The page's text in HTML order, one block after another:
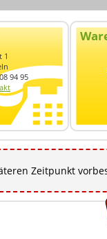
1
94 95
Zeitpunkt